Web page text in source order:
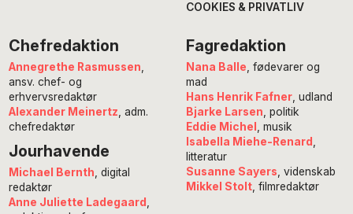
COOKIES & PRIVATLIV
Chefredaktion
Annegrethe Rasmussen
ansv. chef- og
erhvervsredaktør
Alexander Meinertz , adm.
chefredaktør
Jourhavende
Michael Bernth , digital
redaktør
Anne Juliette Ladegaard
Fagredaktion
Nana Balle , fødevarer og
mad
Hans Henrik Fafner, udland
Bjarke Larsen , politik
Eddie Michel
, musik
Isabella Miehe-Renard
litteratur
Susanne Sayers , videnskab
Mikkel Stolt, filmredaktør